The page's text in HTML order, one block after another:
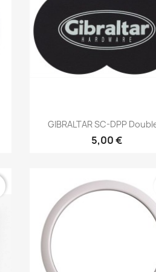
Brzi pregled
GIBRALTAR SC-DPP
5,00 €